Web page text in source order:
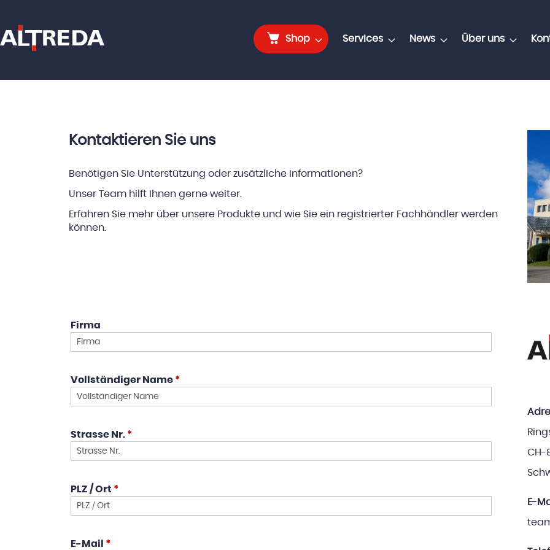
Shop Services News Über uns
Kontaktieren Sie uns
Benötigen Sie Unterstützung oder zusätzliche Informationen?
Unser Team hilft Ihnen gerne weiter.
Erfahren Sie mehr über unsere Produkte und wie Sie ein registrierter Fachhändler werden
können.
Firma
Vollständiger Name *
Strasse Nr. *
PLZ / Ort *
E-Mail *
CH-
E-